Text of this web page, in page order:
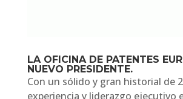
LA OFICINA DE PATENTES
NUEVO PRESIDENTE.
Con un sólido y gran historial de
experiencia y liderazgo ejecutivo